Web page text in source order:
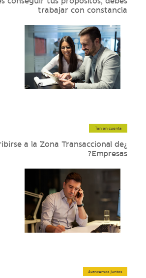
trabajar con constancia
Ten en cuenta
a la Zona Transaccional de
Empresas?
Avancemos juntos